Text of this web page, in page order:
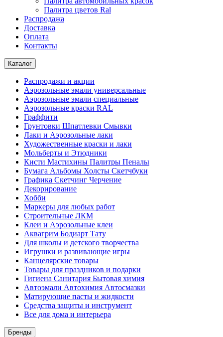
Палитра цветов Ral
Распродажа
Доставка
Оплата
Контакты
Каталог
Распродажи и акции
Аэрозольные эмали универсальные
Аэрозольные эмали специальные
Аэрозольные краски RAL
Граффити
Грунтовки Шпатлевки Смывки
Лаки и Аэрозольные лаки
Художественные краски и лаки
Мольберты и Этюдники
Кисти Мастихины Палитры Пеналы
Бумага Альбомы Холсты Скетчбуки
Графика Скетчинг Черчение
Декорирование
Хобби
Маркеры для любых работ
Строительные ЛКМ
Клеи и Аэрозольные клеи
Аквагрим Бодиарт Тату
Для школы и детского творчества
Игрушки и развивающие игры
Канцелярские товары
Товары для праздников и подарки
Гигиена Санитария Бытовая химия
Автоэмали Автохимия Автосмазки
Матирующие пасты и жидкости
Средства защиты и инструмент
Все для дома и интерьера
Бренды